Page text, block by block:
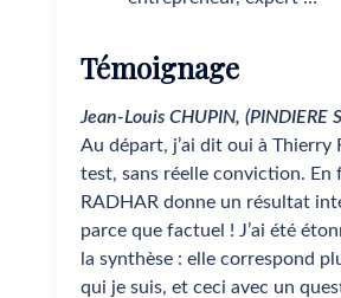
Témoignage
Jean-Louis CHUPIN, (PINDIERE
Au départ, j’ai dit oui à Thierry
test, sans réelle conviction. En
RADHAR donne un résultat
parce que factuel ! J’ai été
la synthèse : elle correspond
qui je suis, et ceci avec un